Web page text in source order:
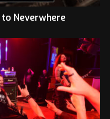
Neverwhere